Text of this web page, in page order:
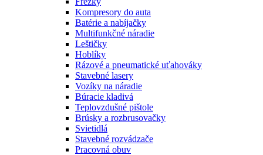
Kompresory do auta
Batérie a nabíjačky
Multifunkčné náradie
Leštičky
Hoblíky
Rázové a pneumatické uťahováky
Stavebné lasery
Vozíky na náradie
Búracie kladivá
Teplovzdušné pištole
Brúsky a rozbrusovačky
Svietidlá
Stavebné rozvádzače
Pracovná obuv